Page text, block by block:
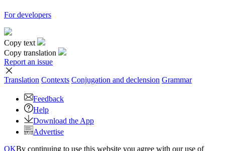
For developers
Copy text
Copy translation
Report an issue
Translation Contexts Conjugation and declension Grammar
Feedback
Help
Download the App
Advertise
OKBy continuing to use this website you agree with our use of